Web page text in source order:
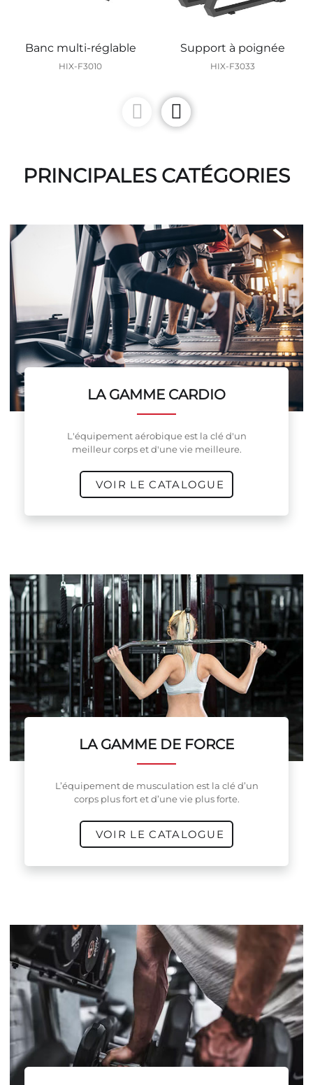
Banc multi-réglable
HIX-F3010
Support à poignée
HIX-F3033
PRINCIPALES CATÉGORIES
LA GAMME CARDIO
L'équipement aérobique est la clé d'un
meilleur corps et d'une vie meilleure.
VOIR LE CATALOGUE
LA GAMME DE FORCE
L’équipement de musculation est la clé d’un
corps plus fort et d’une vie plus forte.
VOIR LE CATALOGUE